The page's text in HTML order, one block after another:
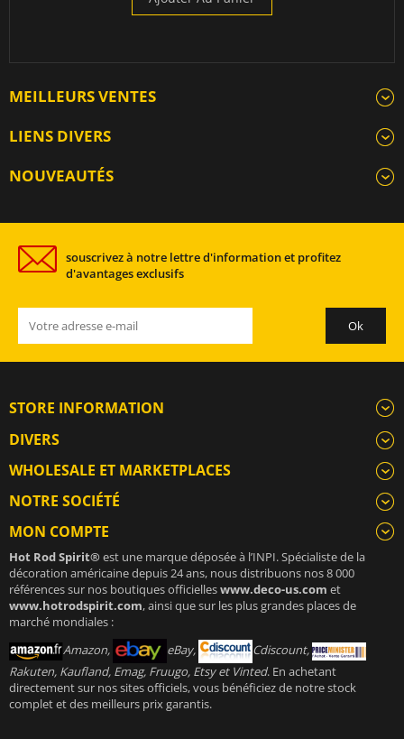
MEILLEURS VENTES
LIENS DIVERS
NOUVEAUTÉS
souscrivez à notre lettre d'information et profitez
d'avantages exclusifs
STORE INFORMATION
DIVERS
WHOLESALE ET MARKETPLACES
NOTRE SOCIÉTÉ
MON COMPTE
Hot Rod Spirit®est une marque déposée à l’INPI. Spécialiste de la
décoration américaine depuis 24 ans, nous distribuons nos 8 000
références sur nos boutiques officielleswww.deco-us.com et
www.hotrodspirit.com, ainsi que sur les plus grandes places de
marché mondiales :
Amazon,
eBay,
Cdiscount,
Rakuten, Kaufland, Emag, Fruugo, Etsy et Vinted. En achetant
directement sur nos sites officiels, vous bénéficiez de notre stock
complet et des meilleurs prix garantis.